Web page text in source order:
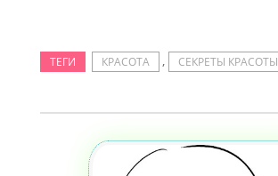
ТЕГИ КРАСОТА , СЕКРЕТЫ КРАСОТЫ